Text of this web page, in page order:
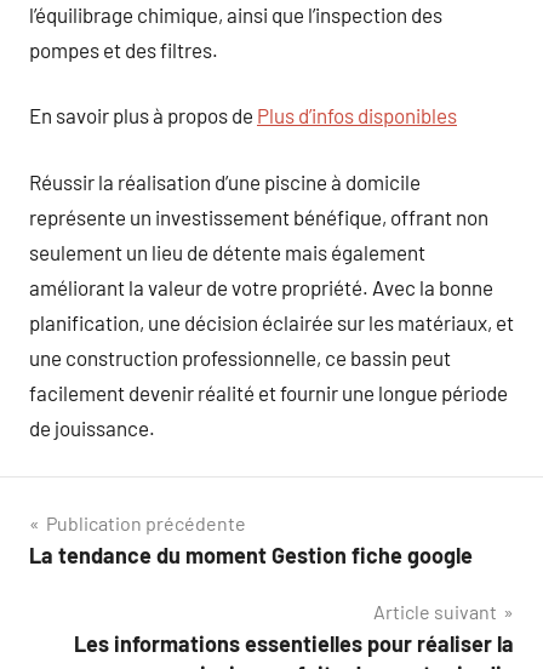
l’équilibrage chimique, ainsi que l’inspection des
pompes et des filtres.
En savoir plus à propos de Plus d’infos disponibles
Réussir la réalisation d’une piscine à domicile
représente un investissement bénéfique, offrant non
seulement un lieu de détente mais également
améliorant la valeur de votre propriété. Avec la bonne
planification, une décision éclairée sur les matériaux, et
une construction professionnelle, ce bassin peut
facilement devenir réalité et fournir une longue période
de jouissance.
Navigation
de
Publication précédente
La tendance du moment Gestion fiche google
Article suivant
Les informations essentielles pour réaliser la